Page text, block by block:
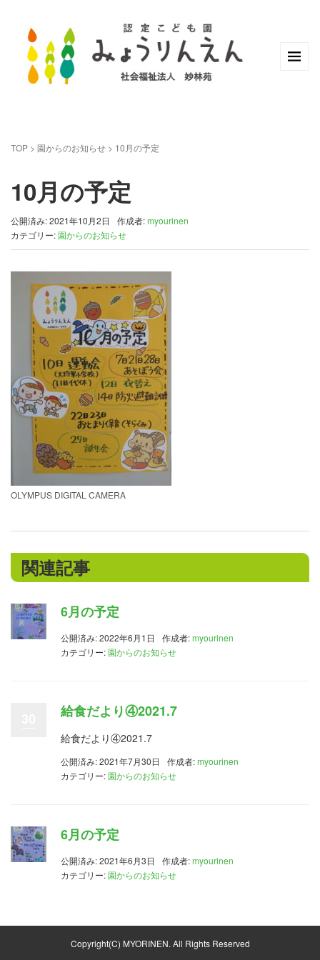
TOP > 園からのお知らせ > 10月の予定
10月の予定
公開済み: 2021年10月2日 作成者:myourinen
カテゴリー:園からのお知らせ
OLYMPUS DIGITAL CAMERA
関連記事
6月の予定
公開済み: 2022年6月1日 作成者:myourinen
カテゴリー:園からのお知らせ
給食だより④2021.7
給食だより④2021.7
公開済み: 2021年7月30日 作成者:myourinen
カテゴリー:園からのお知らせ
6月の予定
公開済み: 2021年6月3日 作成者:myourinen
カテゴリー:園からのお知らせ
Copyright(C) MYORINEN. All Rights Reserved